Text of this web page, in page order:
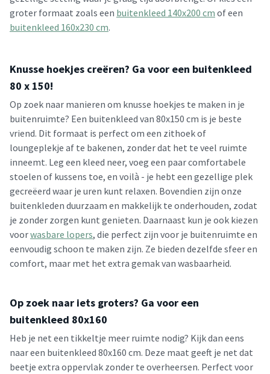
groter formaat zoals een buitenkleed 140x200 cm of een
buitenkleed 160x230 cm.
Knusse hoekjes creëren? Ga voor een buitenkleed
80 x 150!
Op zoek naar manieren om knusse hoekjes te maken in je
buitenruimte? Een buitenkleed van 80x150 cm is je beste
vriend. Dit formaat is perfect om een zithoek of
loungeplekje af te bakenen, zonder dat het te veel ruimte
inneemt. Leg een kleed neer, voeg een paar comfortabele
stoelen of kussens toe, en voilà - je hebt een gezellige plek
gecreëerd waar je uren kunt relaxen. Bovendien zijn onze
buitenkleden duurzaam en makkelijk te onderhouden, zodat
je zonder zorgen kunt genieten. Daarnaast kun je ook kiezen
voorwasbare lopers, die perfect zijn voor je buitenruimte en
eenvoudig schoon te maken zijn. Ze bieden dezelfde sfeer en
comfort, maar met het extra gemak van wasbaarheid.
Op zoek naar iets groters? Ga voor een
buitenkleed 80x160
Heb je net een tikkeltje meer ruimte nodig? Kijk dan eens
naar een buitenkleed 80x160 cm. Deze maat geeft je net dat
beetje extra oppervlak zonder te overheersen. Perfect voor